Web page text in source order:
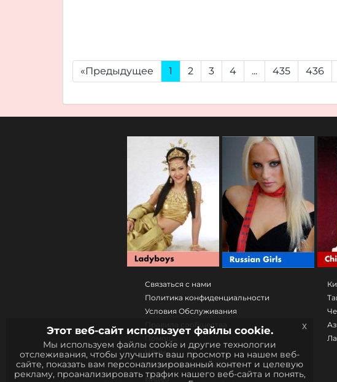
«Предыдущее 1 2 3 4 ... 435 436
Связаться с нами
Политика конфиденциальности
Условия Обслуживания
Правила сообщества
Помощь
Цены
Загрузить приложение
Видео
Этот веб-сайт использует файлы cookie.
Мы используем файлы cookie и другие технологии
отслеживания, чтобы улучшить ваш просмотр на нашем веб-
сайте, показать вам персонализированный контент и целевую
рекламу, проанализировать трафик нашего веб-сайта и понять,
x